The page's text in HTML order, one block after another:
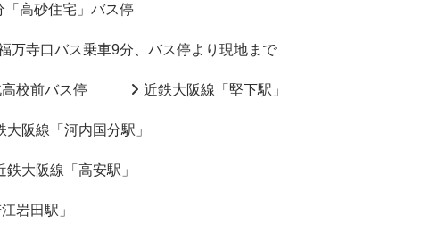
「高砂住宅」バス停
万寺口バス乗車9分、バス停より現地まで
校前バス停 近鉄大阪線「堅下駅」
大阪線「河内国分駅」
鉄大阪線「高安駅」
岩田駅」